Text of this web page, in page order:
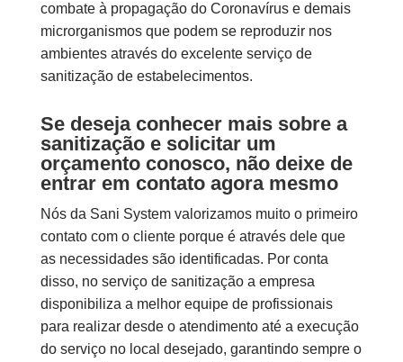
combate à propagação do Coronavírus e demais
microrganismos que podem se reproduzir nos
ambientes através do excelente serviço de
sanitização de estabelecimentos.
Se deseja conhecer mais sobre a
sanitização e solicitar um
orçamento conosco, não deixe de
entrar em contato agora mesmo
Nós da Sani System valorizamos muito o primeiro
contato com o cliente porque é através dele que
as necessidades são identificadas. Por conta
disso, no serviço de sanitização a empresa
disponibiliza a melhor equipe de profissionais
para realizar desde o atendimento até a execução
do serviço no local desejado, garantindo sempre o